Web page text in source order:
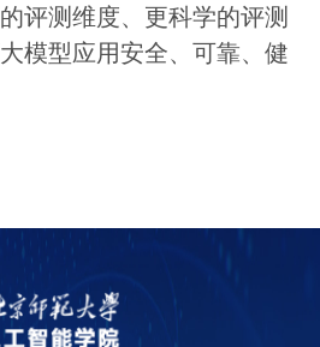
评测维度、更科学的评测
模型应用安全、可靠、健